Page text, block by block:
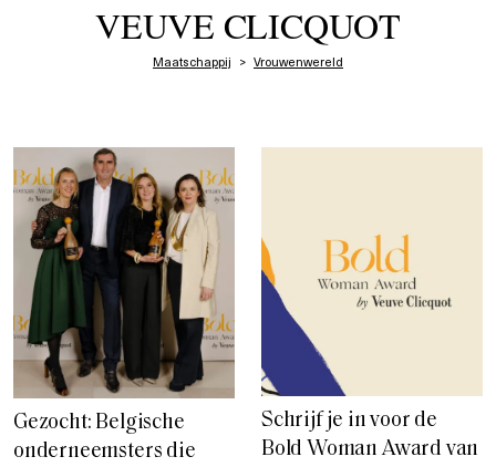
VEUVE CLICQUOT
Maatschappij Vrouwenwereld
Gezocht: Belgische
onderneemsters die
Schrijf je in voor de
Bold Woman Award van